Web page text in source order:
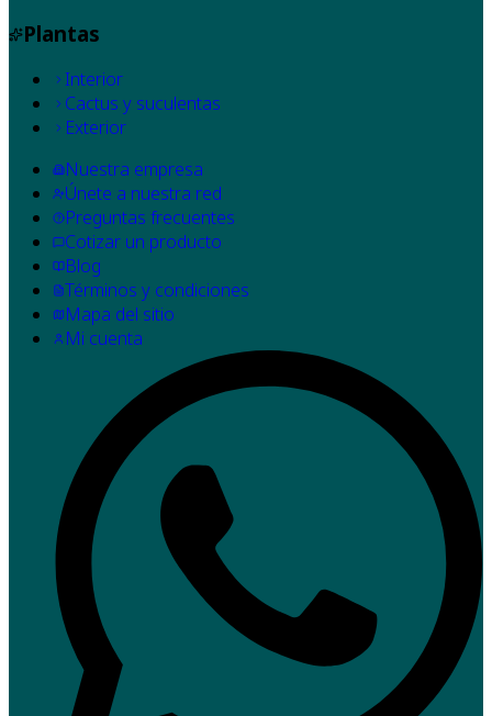
Plantas
Interior
Cactus y suculentas
Exterior
Nuestra empresa
Únete a nuestra red
Preguntas frecuentes
Cotizar un producto
Blog
Términos y condiciones
Mapa del sitio
Mi cuenta